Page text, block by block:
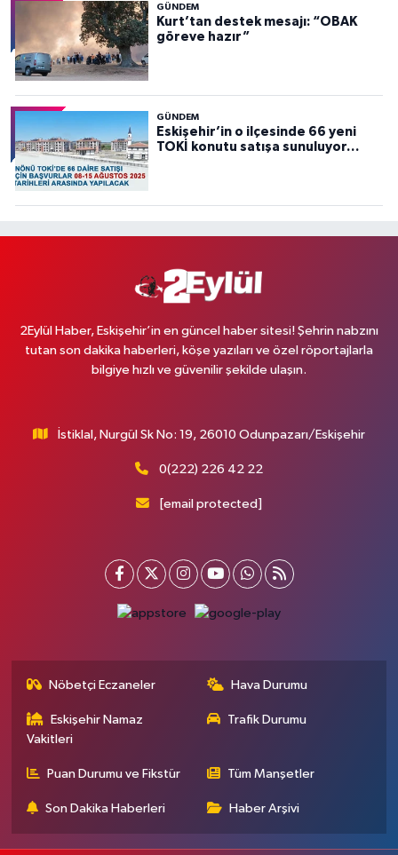
GÜNDEM
Kurt’tan destek mesajı: “OBAK
göreve hazır”
GÜNDEM
Eskişehir’in o ilçesinde 66 yeni
TOKİ konutu satışa sunuluyor…
2Eylül Haber, Eskişehir’in en güncel haber sitesi! Şehrin nabzını
tutan son dakika haberleri, köşe yazıları ve özel röportajlarla
bilgiye hızlı ve güvenilir şekilde ulaşın.
İstiklal, Nurgül Sk No: 19, 26010 Odunpazarı/Eskişehir
0(222) 226 42 22
[email protected]
Nöbetçi Eczaneler Hava Durumu
Eskişehir Namaz
Vakitleri
Trafik Durumu
Puan Durumu ve Fikstür Tüm Manşetler
Son Dakika Haberleri Haber Arşivi